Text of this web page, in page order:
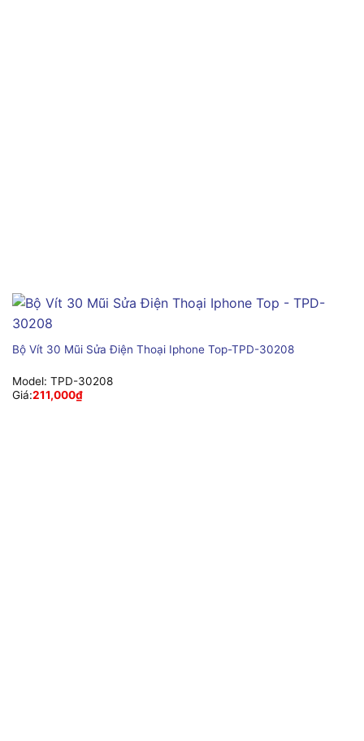
Bộ Vít 30 Mũi Sửa Điện Thoại Iphone Top-TPD-30208
Model: TPD-30208
Giá:211,000₫